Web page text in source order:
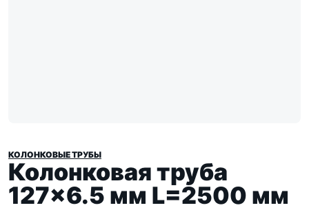
КОЛОНКОВЫЕ ТРУБЫ
Колонковая труба
127×6.5 мм L=2500 мм